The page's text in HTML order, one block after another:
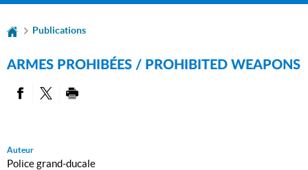
Menu
Publications
ARMES PROHIBÉES / PROHIBITED WEAPONS
Auteur
Police grand-ducale